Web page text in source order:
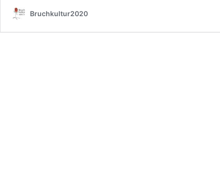
Bruchkultur2020